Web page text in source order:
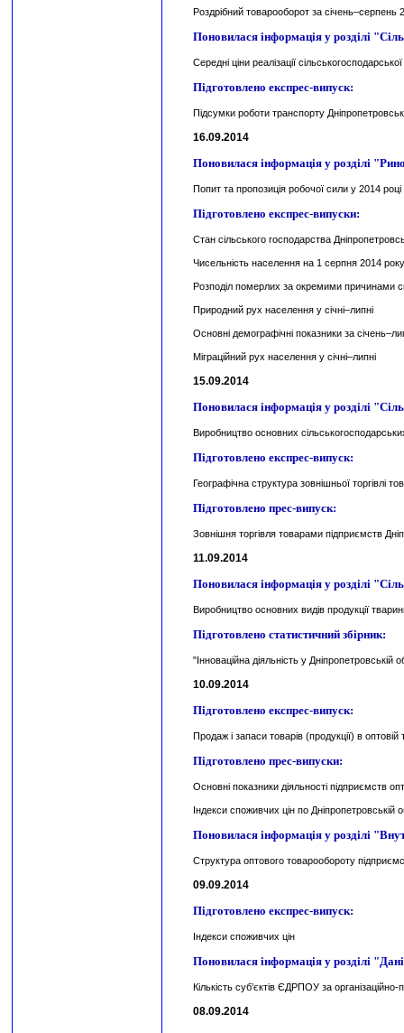
Роздрібний товарооборот за січень–серпень
Поновилася інформація у розділі
Середні ціни реалізації
Підготовлено експрес-випуск:
Підсумки роботи транспорту
16.09.2014
Поновилася інформація у розділі
Попит та пропозиція робочої сили у 2014 році
Підготовлено експрес-випуски:
Стан сільського господарства
Чисельність населення на 1 серпня 2014 року
Розподіл померлих за окремими причинами
Природний рух населення у січні–липні
Основні демографічні показники за
Міграційний рух населення у січні–липні
15.09.2014
Поновилася інформація у розділі
Виробництво основних
Підготовлено експрес-випуск:
Географічна структура зовнішньої торгівлі
Підготовлено прес-випуск:
Зовнішня торгівля товарами підприємств
11.09.2014
Поновилася інформація у розділі
Виробництво основних видів продукції
Підготовлено статистичний збірник:
"Інноваційна діяльність у Дніпропетровській
10.09.2014
Підготовлено експрес-випуск:
Продаж і запаси товарів (продукції) в оптовій
Підготовлено прес-випуски:
Основні показники діяльності підприємств
Індекси споживчих цін по Дніпропетровській
Поновилася інформація у розділі
Структура оптового товарообороту
09.09.2014
Підготовлено експрес-випуск:
Індекси споживчих цін
Поновилася інформація у розділі
Кількість суб’єктів ЄДРПОУ за
08.09.2014